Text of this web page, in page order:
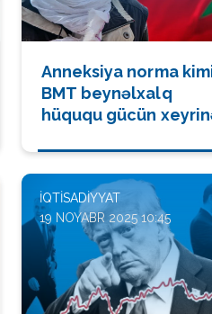
Anneksiya norma
BMT beynəlxalq
hüququ gücün
İQTISADIYYAT
19 NOYABR 2025 10:45